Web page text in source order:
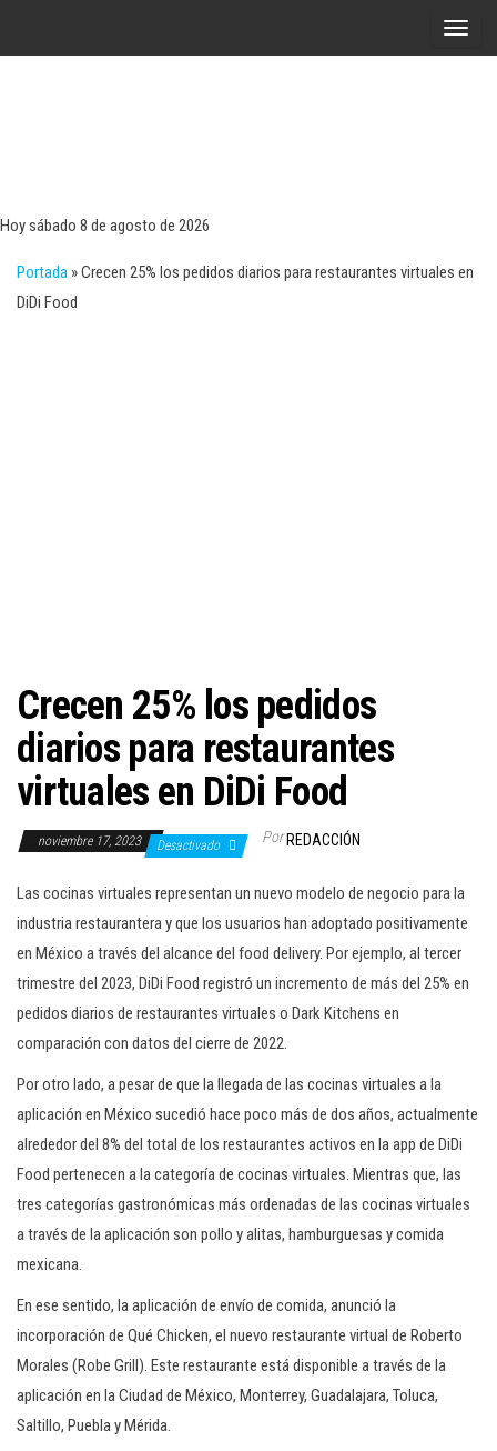
A
Hoy sábado 8 de agosto de 2026
Portada »Crecen 25% los pedidos diarios para restaurantes virtuales en
DiDi Food
Crecen 25% los pedidos
diarios para restaurantes
virtuales en DiDi Food
noviembre 17, 2023 Desactivado Por REDACCIÓN
Las cocinas virtuales representan un nuevo modelo de negocio para la
industria restaurantera y que los usuarios han adoptado positivamente
en México a través del alcance del food delivery. Por ejemplo, al tercer
trimestre del 2023, DiDi Food registró un incremento de más del 25% en
pedidos diarios de restaurantes virtuales o Dark Kitchens en
comparación con datos del cierre de 2022.
Por otro lado, a pesar de que la llegada de las cocinas virtuales a la
aplicación en México sucedió hace poco más de dos años, actualmente
alrededor del 8% del total de los restaurantes activos en la app de DiDi
Food pertenecen a la categoría de cocinas virtuales. Mientras que, las
tres categorías gastronómicas más ordenadas de las cocinas virtuales
a través de la aplicación son pollo y alitas, hamburguesas y comida
mexicana.
En ese sentido, la aplicación de envío de comida, anunció la
incorporación de Qué Chicken, el nuevo restaurante virtual de Roberto
Morales (Robe Grill). Este restaurante está disponible a través de la
aplicación en la Ciudad de México, Monterrey, Guadalajara, Toluca,
Saltillo, Puebla y Mérida.